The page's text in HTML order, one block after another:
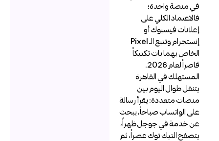
في منصة واحدة؛
فالاعتماد الكلي على
إعلانات فيسبوك أو
إنستجرام وتتبع الـ Pixel
الخاص بهما بات تكتيكاً
قاصراً لعام 2026.
المستهلك في القاهرة
يتنقل طوال اليوم بين
منصات متعددة: يقرأ رسالة
على الواتساب صباحاً، يبحث
عن خدمة في جوجل ظهراً،
يتصفح التيك توك عصراً، ثم